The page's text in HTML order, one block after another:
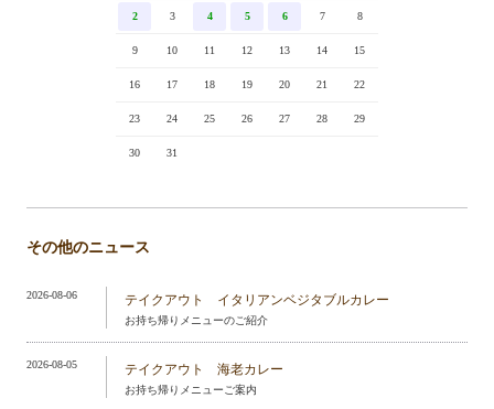
2 3 4 5 6 7 8
9 10 11 12 13 14 15
16 17 18 19 20 21 22
23 24 25 26 27 28 29
30 31
その他のニュース
2026-08-06 テイクアウト イタリアンベジタブルカレー
お持ち帰りメニューのご紹介
2026-08-05 テイクアウト 海老カレー
お持ち帰りメニューご案内